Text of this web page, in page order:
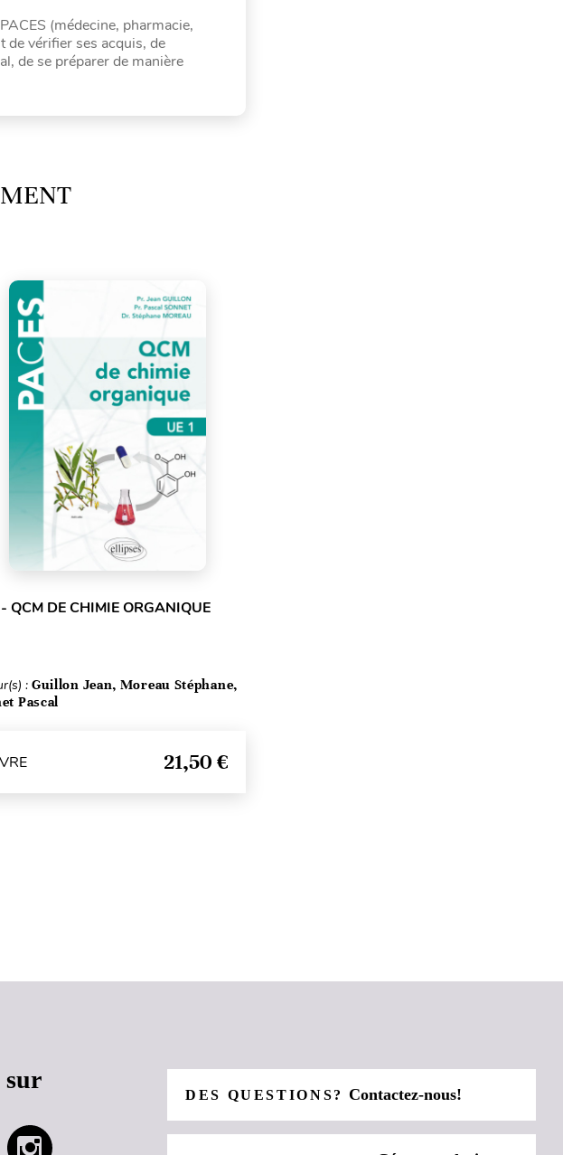
(médecine, pharmacie,
de vérifier ses acquis, de
de se préparer de manière
QCM DE CHIMIE ORGANIQUE
: Guillon Jean, Moreau Stéphane,
Pascal
21,50 €
sur
DES QUESTIONS?Contactez-nous!